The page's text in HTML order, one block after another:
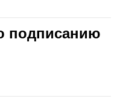
подписанию